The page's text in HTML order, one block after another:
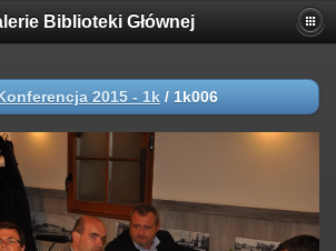
Biblioteki Głównej
2015 - 1k / 1k006